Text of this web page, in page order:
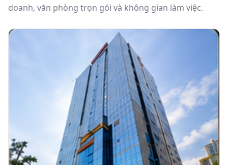
doanh, văn phòng trọn gói và không gian làm việc.